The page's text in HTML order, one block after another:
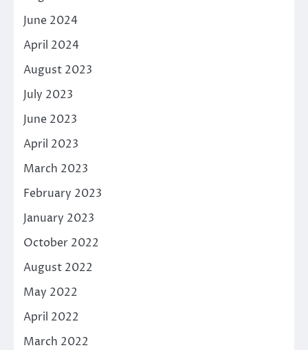
June 2024
April 2024
August 2023
July 2023
June 2023
April 2023
March 2023
February 2023
January 2023
October 2022
August 2022
May 2022
April 2022
March 2022